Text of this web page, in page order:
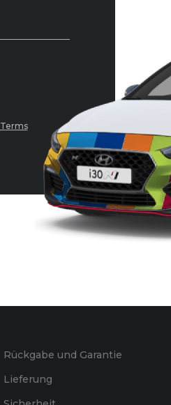
Terms
Rückgabe und Garantie
Lieferung